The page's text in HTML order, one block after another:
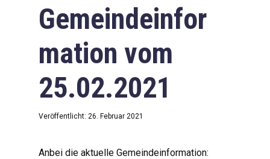
Downloads
Impressum
Datenschutzerklärung
Gemeindeinfor
mation vom
25.02.2021
Veröffentlicht: 26. Februar 2021
Anbei die aktuelle Gemeindeinformation: